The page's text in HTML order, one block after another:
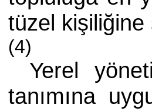
tüzel
(4)
Yerel
tanımına